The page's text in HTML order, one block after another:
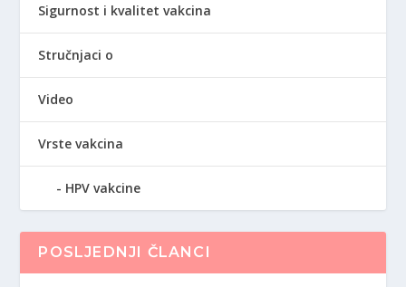
Sigurnost i kvalitet vakcina
Stručnjaci o
Video
Vrste vakcina
HPV vakcine
POSLJEDNJI ČLANCI